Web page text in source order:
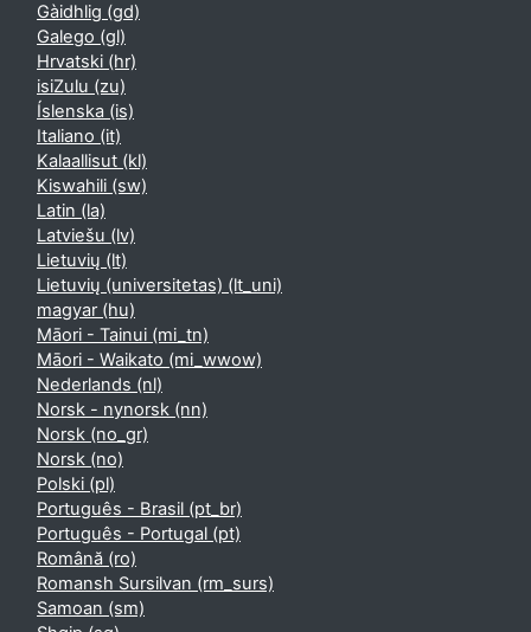
Gàidhlig ‎(gd)‎
Galego ‎(gl)‎
Hrvatski ‎(hr)‎
isiZulu ‎(zu)‎
Íslenska ‎(is)‎
Italiano ‎(it)‎
Kalaallisut ‎(kl)‎
Kiswahili ‎(sw)‎
Latin ‎(la)‎
Latviešu ‎(lv)‎
Lietuvių ‎(lt)‎
Lietuvių (universitetas) ‎(lt_uni)‎
magyar ‎(hu)‎
Māori - Tainui ‎(mi_tn)‎
Māori - Waikato ‎(mi_wwow)‎
Nederlands ‎(nl)‎
Norsk - nynorsk ‎(nn)‎
Norsk ‎(no_gr)‎
Norsk ‎(no)‎
Polski ‎(pl)‎
Português - Brasil ‎(pt_br)‎
Português - Portugal ‎(pt)‎
Română ‎(ro)‎
Romansh Sursilvan ‎(rm_surs)‎
Samoan ‎(sm)‎